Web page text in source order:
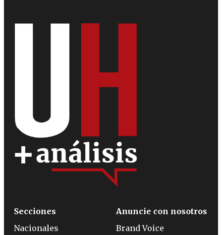
Secciones
Nacionales
Anuncie con nosotros
Brand Voice